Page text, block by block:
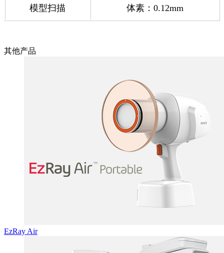
模型扫描 体素：0.12mm
其他产品
EzRay Air